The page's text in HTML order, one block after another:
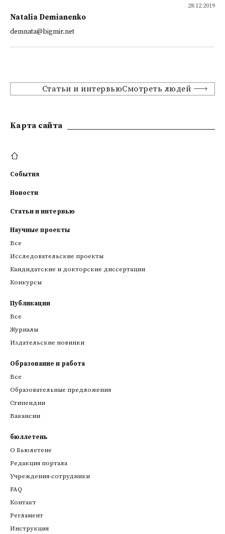
28.12.2019
Natalia Demianenko
demnata@bigmir.net
Статьи и интервьюСмотреть людей
Kарта сайта
События
Новости
Статьи и интервью
Научные проекты
Все
Исследовательские проекты
Кандидатские и докторские диссертации
Конкурсы
Публикации
Все
Журналы
Издательские новинки
Образование и работа
Все
Образовательные предложения
Стипендии
Вакансии
бюллетень
О Бьюлетене
Редакция портала
Учреждения-сотрудники
FAQ
Контакт
Регламент
Инструкция